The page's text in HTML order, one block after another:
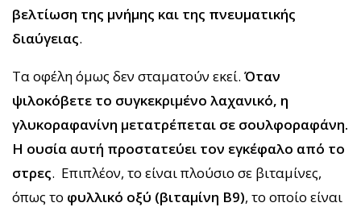
βελτίωση της μνήμης και της πνευματικής
διαύγειας.
Τα οφέλη όμως δεν σταματούν εκεί. Όταν
ψιλοκόβετε το συγκεκριμένο λαχανικό, η
γλυκοραφανίνη μετατρέπεται σε σουλφοραφάνη.
Η ουσία αυτή προστατεύει τον εγκέφαλο από το
στρες. Επιπλέον, το είναι πλούσιο σε βιταμίνες,
όπως το φυλλικό οξύ (βιταμίνη Β9), το οποίο είναι